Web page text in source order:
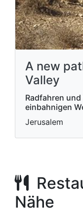
A new
Valley
Radfahren
einbahnigen
Jerusalem
Nähe